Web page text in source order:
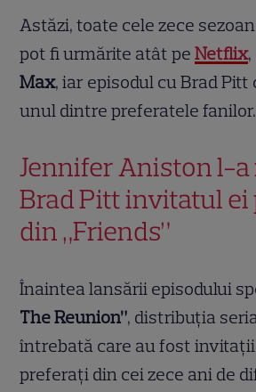
Astăzi, toate cele zece
pot fi urmărite atât peNetflix
Max, iar episodul cu Brad
unul dintre preferatele fanilor.
Jennifer Aniston l-
Brad Pitt invitatul ei
din „Friends”
Înaintea lansării episodului
The Reunion”, distribuția
întrebată care au fost
preferați din cei zece ani de